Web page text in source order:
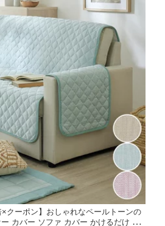
×クーポン】おしゃれなペールトーンの
カバー ソファ カバー かけるだけ 冷